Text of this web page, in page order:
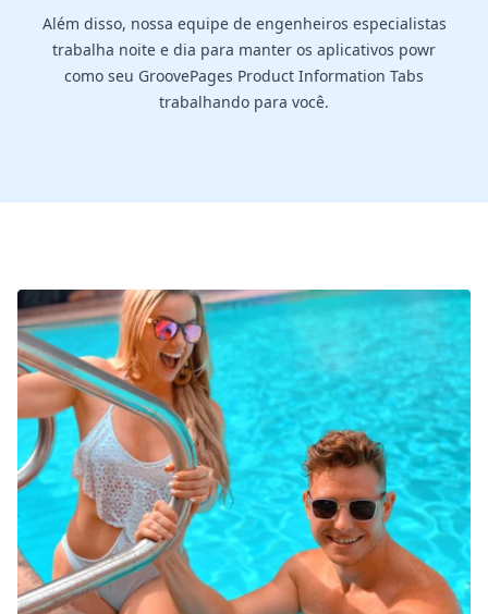
Além disso, nossa equipe de engenheiros especialistas
trabalha noite e dia para manter os aplicativos powr
como seu GroovePages Product Information Tabs
trabalhando para você.